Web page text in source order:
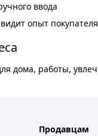
ввода
опыт
дома, работы,
Продавцам